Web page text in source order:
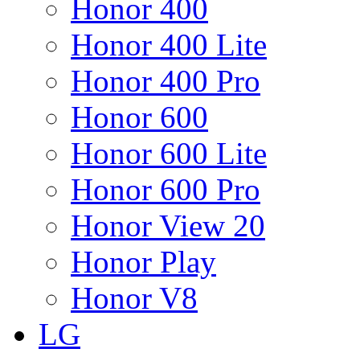
Honor 400
Honor 400 Lite
Honor 400 Pro
Honor 600
Honor 600 Lite
Honor 600 Pro
Honor View 20
Honor Play
Honor V8
LG